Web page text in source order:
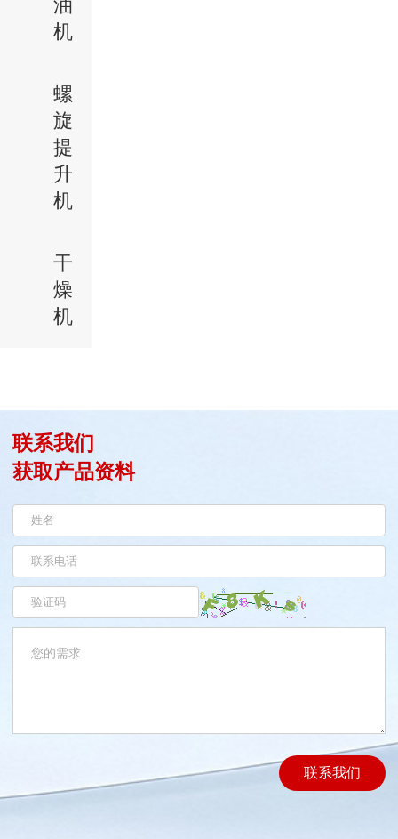
油
机
螺
旋
提
升
机
干
燥
机
联系我们
获取产品资料
联系我们